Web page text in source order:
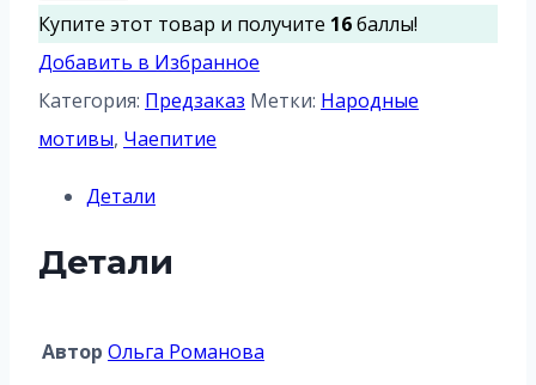
Самовар
Купите этот товар и получите 16баллы!
Добавить в Избранное
Категория: Предзаказ Метки: Народные
мотивы, Чаепитие
Детали
Детали
Aвтор Ольга Романова